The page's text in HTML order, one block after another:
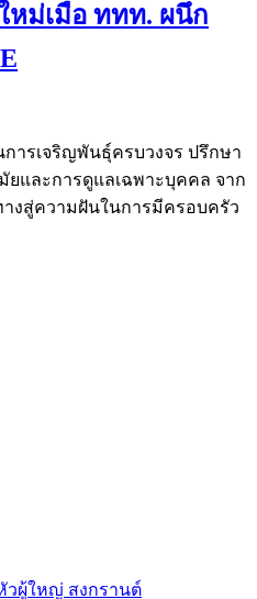
หม่เมื่อ ททท. ผนึก
การเจริญพันธุ์ครบวงจร ปรึกษา
ยและการดูแลเฉพาะบุคคล จาก
งสู่ความฝันในการมีครอบครัว